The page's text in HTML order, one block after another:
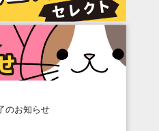
のお知らせ